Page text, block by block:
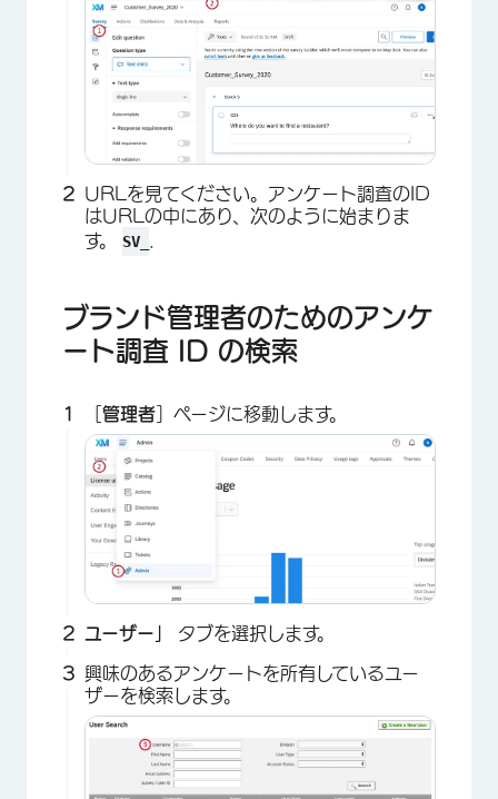
URLを見てください。アンケート調査のID
はURLの中にあり、次のように始まりま
す。 SV_
ブランド管理者のためのアンケ
ート調査 ID の検索
管理者 ］ページに移動します。
ユーザー」 タブを選択します。
興味のあるアンケートを所有しているユー
ザーを検索します。